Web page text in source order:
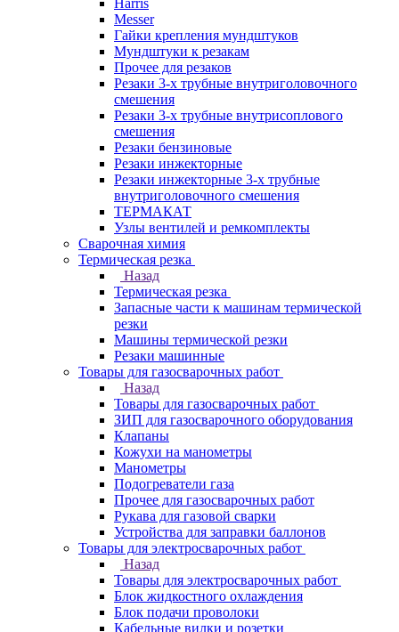
Harris
Messer
Гайки крепления мундштуков
Мундштуки к резакам
Прочее для резаков
Резаки 3-х трубные внутриголовочного
смешения
Резаки 3-х трубные внутрисоплового
смешения
Резаки бензиновые
Резаки инжекторные
Резаки инжекторные 3-х трубные
внутриголовочного смешения
ТЕРМАКАТ
Узлы вентилей и ремкомплекты
Сварочная химия
Термическая резка
Назад
Термическая резка
Запасные части к машинам термической
резки
Машины термической резки
Резаки машинные
Товары для газосварочных работ
Назад
Товары для газосварочных работ
ЗИП для газосварочного оборудования
Клапаны
Кожухи на манометры
Манометры
Подогреватели газа
Прочее для газосварочных работ
Рукава для газовой сварки
Устройства для заправки баллонов
Товары для электросварочных работ
Назад
Товары для электросварочных работ
Блок жидкостного охлаждения
Блок подачи проволоки
Кабельные вилки и розетки